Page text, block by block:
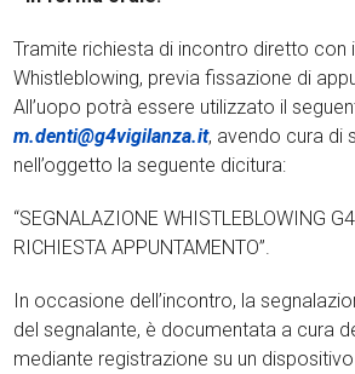
Tramite richiesta di incontro diretto con
Whistleblowing, previa fissazione di
All’uopo potrà essere utilizzato il
m.denti@g4vigilanza.it, avendo cura di
nell’oggetto la seguente dicitura:
“SEGNALAZIONE WHISTLEBLOWING
RICHIESTA APPUNTAMENTO”.
In occasione dell’incontro, la
del segnalante, è documentata a cura
mediante registrazione su un